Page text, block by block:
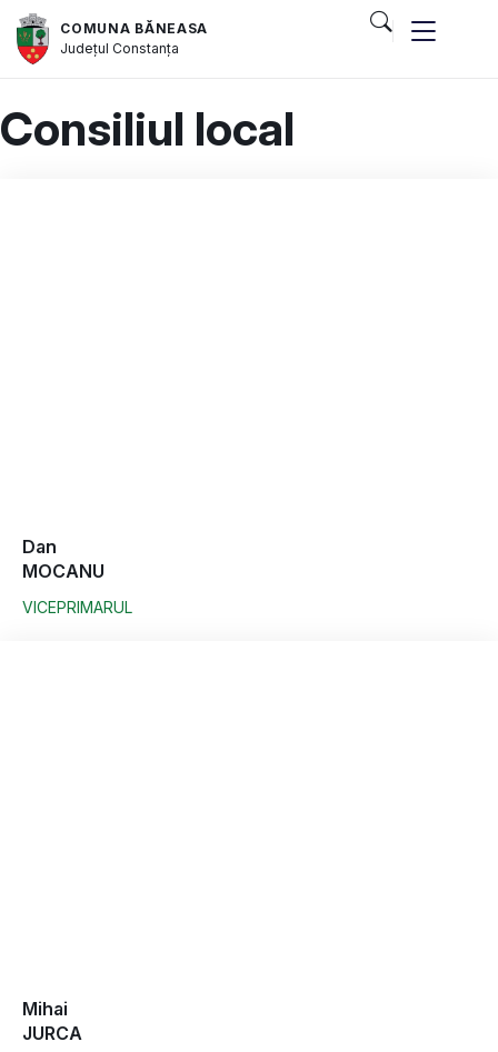
COMUNA BĂNEASA
JudețulConstanța
Consiliul local
Dan
MOCANU
VICEPRIMARUL
Mihai
JURCA